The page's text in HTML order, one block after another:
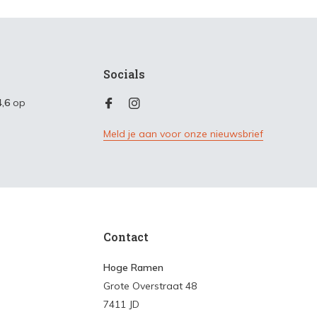
op
Socials
Meld je aan voor onze nieuwsbrief
Contact
Hoge Ramen
Grote Overstraat 48
7411 JD